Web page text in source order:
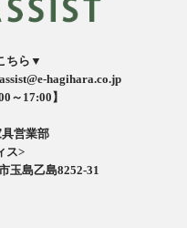
ちら▼
hagihara.co.jp
～17:00】
営業部
ス>
玉島乙島8252-31